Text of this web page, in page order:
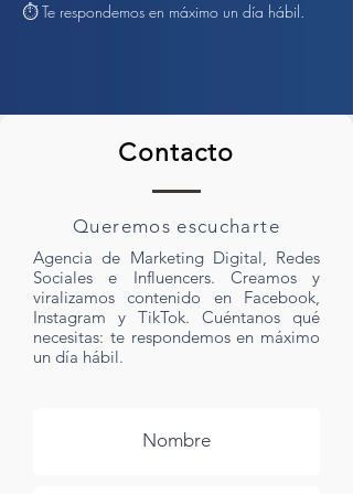
⏱️ Te respondemos en máximo un día hábil.
Contacto
Queremos escucharte
Agencia de Marketing Digital, Redes
Sociales e Influencers. Creamos y
viralizamos contenido en Facebook,
Instagram y TikTok. Cuéntanos qué
necesitas: te respondemos en máximo
un día hábil.